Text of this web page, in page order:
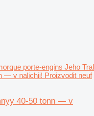
porte-engins Jeho Tral
— v nalichii! Proizvodit neuf
40-50 tonn — v